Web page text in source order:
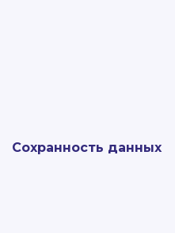
Сохранность данных